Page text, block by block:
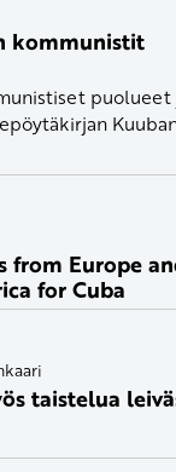
kommunistit
puolueet
from Europe
for Cuba
taistelua